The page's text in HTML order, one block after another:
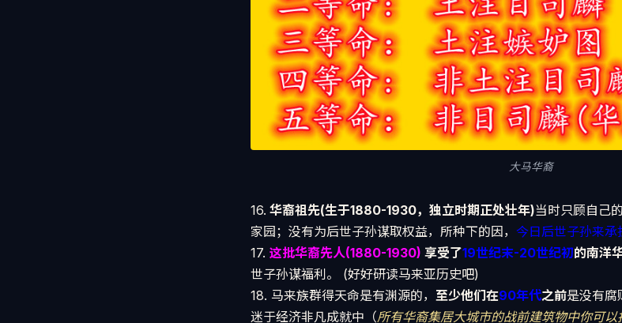
大马华裔
16. 华裔祖先(生于1880-1930，独立时期正处壮年)当时只顾自己
家园；没有为后世子孙谋取权益，所种下的因， 今日后世子孙来承
17. 这批华裔先人(1880-1930) 享受了19世纪末-20世纪初的南洋
世子孙谋福利。 (好好研读马来亚历史吧)
18. 马来族群得天命是有渊源的， 至少他们在90年代之前是没有腐
迷于经济非凡成就中（所有华裔集居大城市的战前建筑物中你可